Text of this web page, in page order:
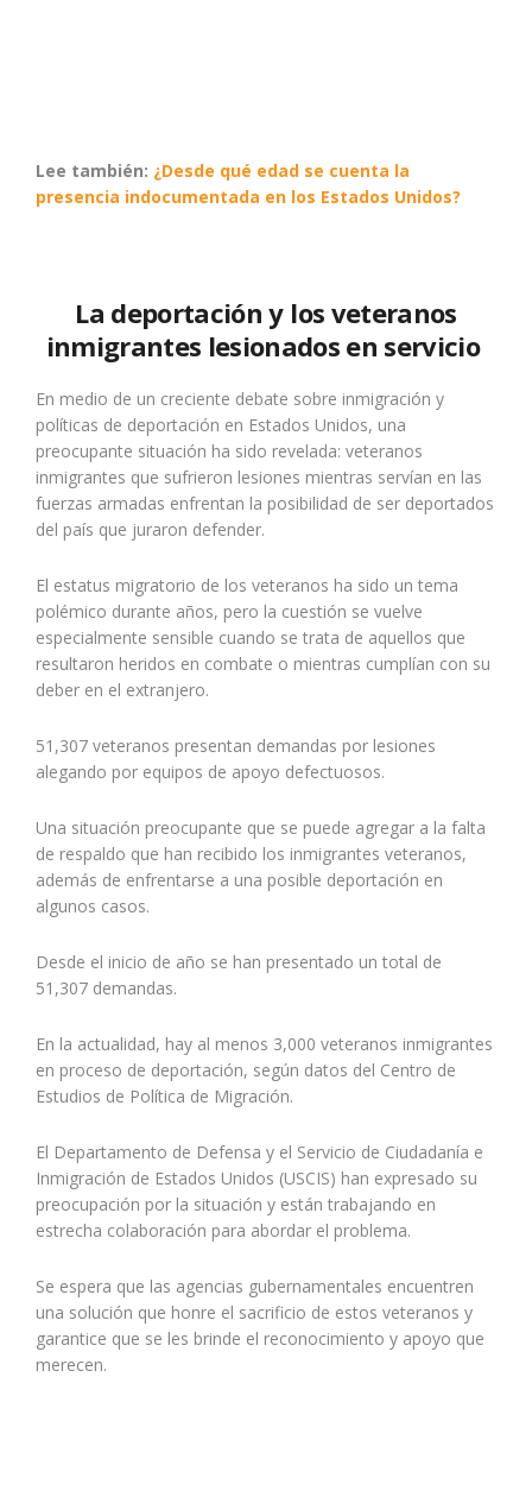
Lee también: ¿Desde qué edad se cuenta la
presencia indocumentada en los Estados Unidos?
La deportación y los veteranos
inmigrantes lesionados en servicio
En medio de un creciente debate sobre inmigración y
políticas de deportación en Estados Unidos, una
preocupante situación ha sido revelada: veteranos
inmigrantes que sufrieron lesiones mientras servían en las
fuerzas armadas enfrentan la posibilidad de ser deportados
del país que juraron defender.
El estatus migratorio de los veteranos ha sido un tema
polémico durante años, pero la cuestión se vuelve
especialmente sensible cuando se trata de aquellos que
resultaron heridos en combate o mientras cumplían con su
deber en el extranjero.
51,307 veteranos presentan demandas por lesiones
alegando por equipos de apoyo defectuosos.
Una situación preocupante que se puede agregar a la falta
de respaldo que han recibido los inmigrantes veteranos,
además de enfrentarse a una posible deportación en
algunos casos.
Desde el inicio de año se han presentado un total de
51,307 demandas.
En la actualidad, hay al menos 3,000 veteranos inmigrantes
en proceso de deportación, según datos del Centro de
Estudios de Política de Migración.
El Departamento de Defensa y el Servicio de Ciudadanía e
Inmigración de Estados Unidos (USCIS) han expresado su
preocupación por la situación y están trabajando en
estrecha colaboración para abordar el problema.
Se espera que las agencias gubernamentales encuentren
una solución que honre el sacrificio de estos veteranos y
garantice que se les brinde el reconocimiento y apoyo que
merecen.